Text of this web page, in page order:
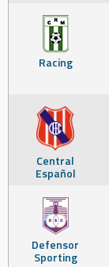
Racing
Central
Español
Defensor
Sporting